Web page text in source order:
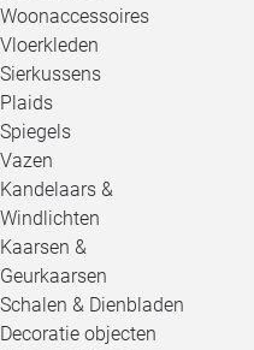
Woonaccessoires
Vloerkleden
Sierkussens
Plaids
Spiegels
Vazen
Kandelaars &
Windlichten
Kaarsen &
Geurkaarsen
Schalen & Dienbladen
Decoratie objecten